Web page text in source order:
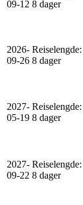
09-12 8 dager
2026-
09-26
Reiselengde:
8 dager
2027-
05-19
Reiselengde:
8 dager
2027-
09-22
Reiselengde:
8 dager